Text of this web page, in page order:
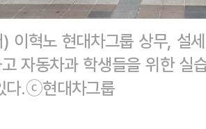
이혁노 현대차그룹 상무, 설
자동차과 학생들을 위한 실
다.ⓒ현대차그룹